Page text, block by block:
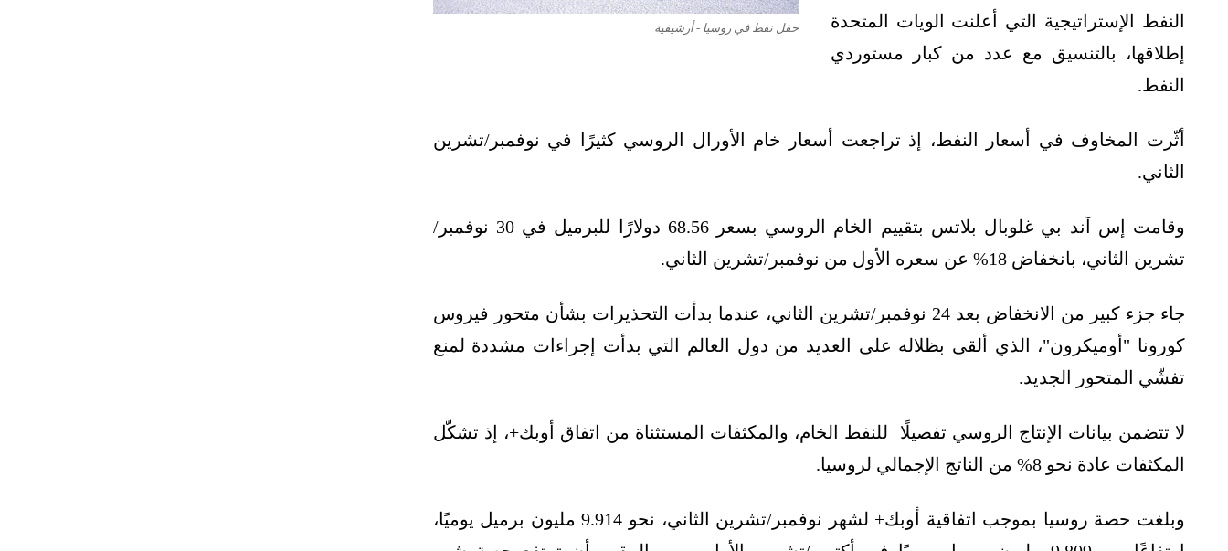
حقل نفط في روسيا - أرشيفية
النفط الإستراتيجية التي أعلنت الويات المتحدة
إطلاقها، بالتنسيق مع عدد من كبار مستوردي
النفط.
أثّرت المخاوف في أسعار النفط، إذ تراجعت أسعار خام الأورال الروسي كثيرًا في نوفمبر/تشرين
الثاني.
وقامت إس آند بي غلوبال بلاتس بتقييم الخام الروسي بسعر 68.56 دولارًا للبرميل في 30 نوفمبر/
تشرين الثاني، بانخفاض 18% عن سعره الأول من نوفمبر/تشرين الثاني.
جاء جزء كبير من الانخفاض بعد 24 نوفمبر/تشرين الثاني، عندما بدأت التحذيرات بشأن متحور فيروس
كورونا "أوميكرون"، الذي ألقى بظلاله على العديد من دول العالم التي بدأت إجراءات مشددة لمنع
تفشّي المتحور الجديد.
لا تتضمن بيانات الإنتاج الروسي تفصيلًا للنفط الخام، والمكثفات المستثناة من اتفاق أوبك+، إذ تشكّل
المكثفات عادة نحو 8% من الناتج الإجمالي لروسيا.
وبلغت حصة روسيا بموجب اتفاقية أوبك+ لشهر نوفمبر/تشرين الثاني، نحو 9.914 مليون برميل يوميًا،